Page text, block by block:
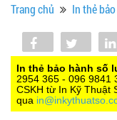
Trang chủ In thẻ
Share Tweet
In thẻ bảo hành số
2954 365 - 096 9841
CSKH từ In Kỹ Thuật
qua